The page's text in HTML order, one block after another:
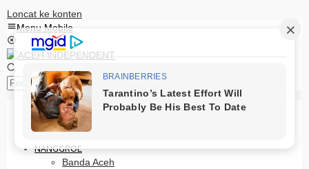
Loncat ke konten
Menu Mobile
HOME
PRO OTONOMI
NANGGROE
Banda Aceh